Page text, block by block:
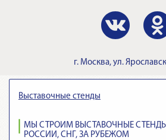
г. Москва, ул.
Выставочные стенды
МЫ СТРОИМ ВЫСТАВОЧНЫЕ
РОССИИ, СНГ, ЗА РУБЕЖОМ